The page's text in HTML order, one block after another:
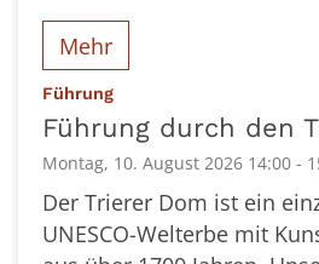
Mehr
Führung:
Führung durch den
Montag, 10. August 2026 14:00 -
Der Trierer Dom ist ein
UNESCO-Welterbe mit